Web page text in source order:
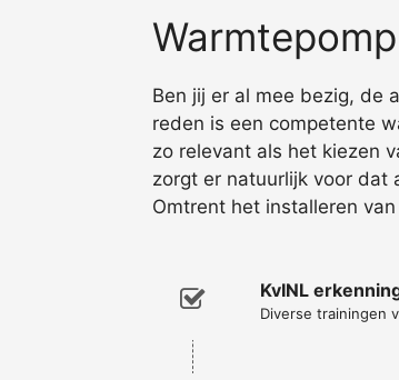
Ben jij er al mee bezig, de
reden is een competente
zo relevant als het kiezen
zorgt er natuurlijk voor dat
Omtrent het installeren
KvINL
Diverse trainingen